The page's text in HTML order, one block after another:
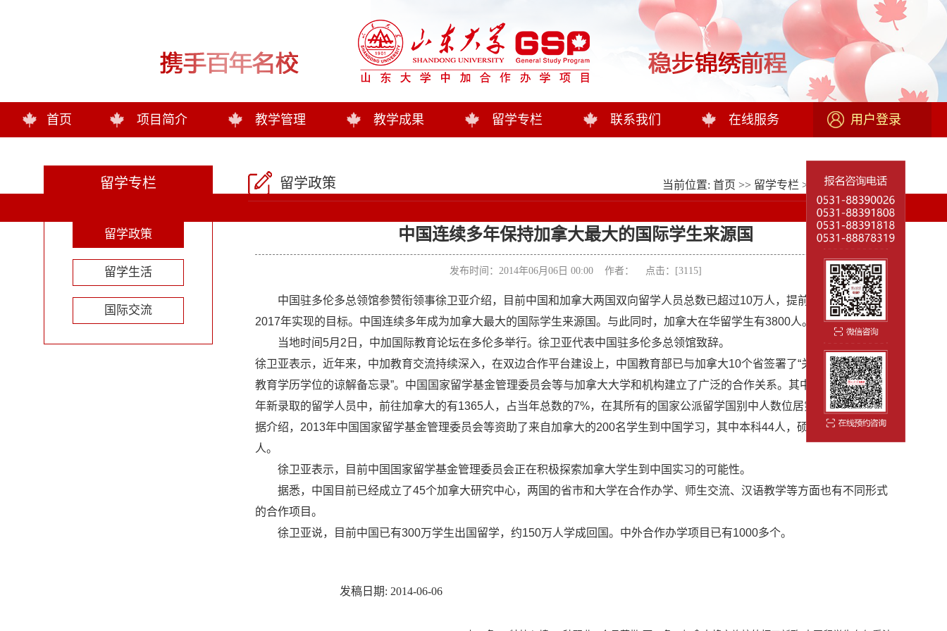
首页 项目简介 教学管理 教学成果 留学专栏 联系我们 在线服务 用户登录
留学专栏
留学政策
留学生活
国际交流
留学政策 当前位置: 首页 >> 留学专栏 >> 留学政策>> 正文
中国连续多年保持加拿大最大的国际学生来源国
发布时间：2014年06月06日 00:00 作者： 点击：[3115]
中国驻多伦多总领馆参赞衔领事徐卫亚介绍，目前中国和加拿大两国双向留学人员总数已超过10万人，提前达到了原定于
2017年实现的目标。中国连续多年成为加拿大最大的国际学生来源国。与此同时，加拿大在华留学生有3800人。
当地时间5月2日，中加国际教育论坛在多伦多举行。徐卫亚代表中国驻多伦多总领馆致辞。
徐卫亚表示，近年来，中加教育交流持续深入，在双边合作平台建设上，中国教育部已与加拿大10个省签署了“关于相互承认高等
教育学历学位的谅解备忘录”。中国国家留学基金管理委员会等与加拿大大学和机构建立了广泛的合作关系。其中，该委员会2013
年新录取的留学人员中，前往加拿大的有1365人，占当年总数的7%，在其所有的国家公派留学国别中人数位居第三。
据介绍，2013年中国国家留学基金管理委员会等资助了来自加拿大的200名学生到中国学习，其中本科44人，硕士54人，博士21
人。
徐卫亚表示，目前中国国家留学基金管理委员会正在积极探索加拿大学生到中国实习的可能性。
据悉，中国目前已经成立了45个加拿大研究中心，两国的省市和大学在合作办学、师生交流、汉语教学等方面也有不同形式
的合作项目。
徐卫亚说，目前中国已有300万学生出国留学，约150万人学成回国。中外合作办学项目已有1000多个。
发稿日期: 2014-06-06